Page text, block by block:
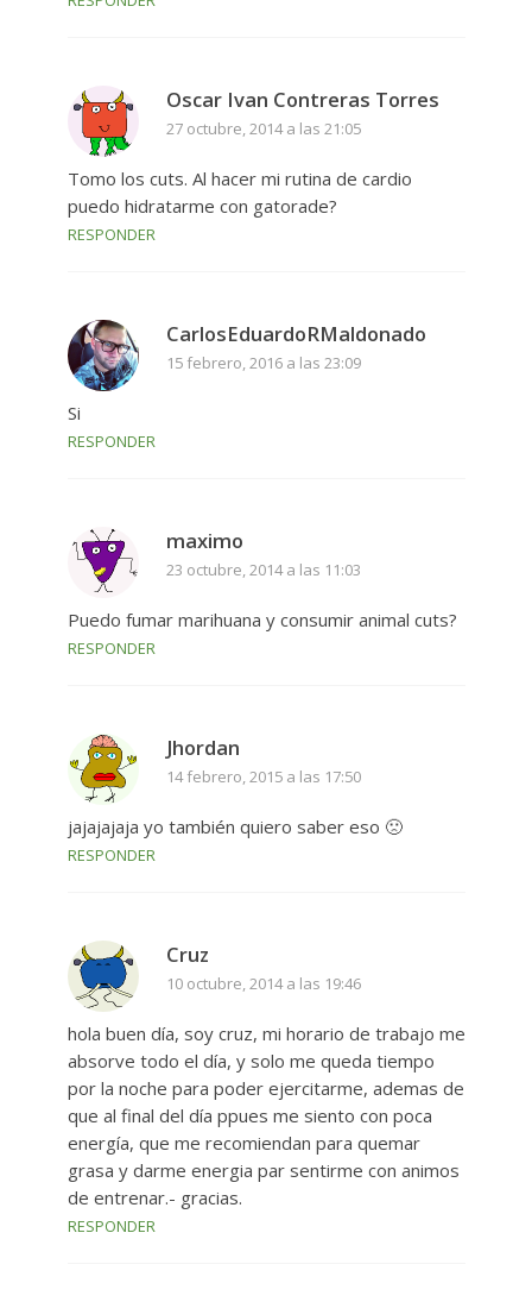
Oscar Ivan Contreras Torres
27 octubre, 2014 a las 21:05
Tomo los cuts. Al hacer mi rutina de cardio
puedo hidratarme con gatorade?
RESPONDER
CarlosEduardoRMaldonado
15 febrero, 2016 a las 23:09
Si
RESPONDER
maximo
23 octubre, 2014 a las 11:03
Puedo fumar marihuana y consumir animal cuts?
RESPONDER
Jhordan
14 febrero, 2015 a las 17:50
jajajajaja yo también quiero saber eso 🙁
RESPONDER
Cruz
10 octubre, 2014 a las 19:46
hola buen día, soy cruz, mi horario de trabajo me
absorve todo el día, y solo me queda tiempo
por la noche para poder ejercitarme, ademas de
que al final del día ppues me siento con poca
energía, que me recomiendan para quemar
grasa y darme energia par sentirme con animos
de entrenar.- gracias.
RESPONDER